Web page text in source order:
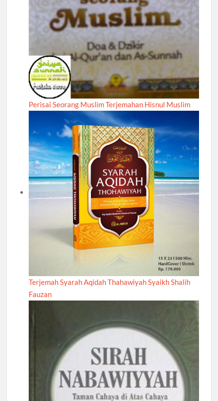
Perisai Seorang Muslim Terjemahan Hisnul Muslim
Terjemah Syarah Aqidah Thahawiyah Syaikh Shalih
Fauzan